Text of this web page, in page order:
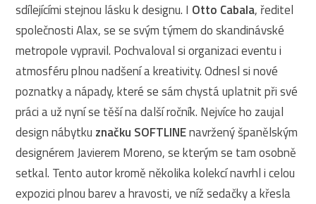
sdílejícími stejnou lásku k designu. I Otto Cabala, ředitel
společnosti Alax, se se svým týmem do skandinávské
metropole vypravil. Pochvaloval si organizaci eventu i
atmosféru plnou nadšení a kreativity. Odnesl si nové
poznatky a nápady, které se sám chystá uplatnit při své
práci a už nyní se těší na další ročník. Nejvíce ho zaujal
design nábytku značku SOFTLINEnavržený španělským
designérem Javierem Moreno, se kterým se tam osobně
setkal. Tento autor kromě několika kolekcí navrhl i celou
expozici plnou barev a hravosti, ve níž sedačky a křesla